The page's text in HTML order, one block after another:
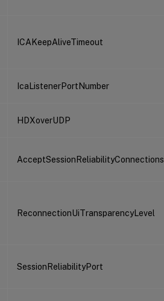
ICAKeepAliveTimeout
IcaListenerPortNumber
HDXoverUDP
AcceptSessionReliabilityConnections
ReconnectionUiTransparencyLevel
SessionReliabilityPort